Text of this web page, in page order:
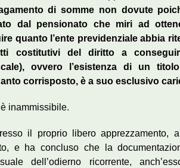
di somme non dovute
dal pensionato che miri ad
quanto l’ente previdenziale abbia
costitutivi del diritto a
ovvero l’esistenza di un
corrisposto, è a suo esclusivo
è inammissibile.
il proprio libero apprezzamento,
e ha concluso che la
dell’odierno ricorrente,